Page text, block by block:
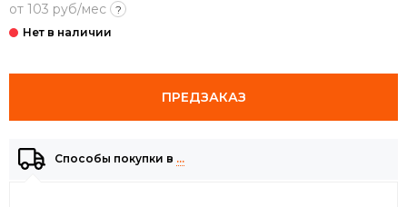
от 103 руб/мес ?
ПРЕДЗАКАЗ
Способы покупки в …